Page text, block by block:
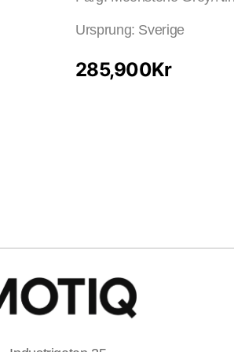
Ursprung: Sverige
285,900Kr